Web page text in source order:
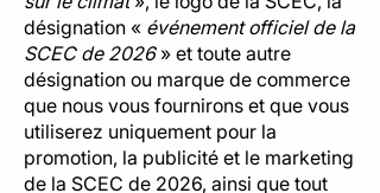
désignation « événement officiel de la
SCEC de 2026» et toute autre
désignation ou marque de commerce
que nous vous fournirons et que vous
utiliserez uniquement pour la
promotion, la publicité et le marketing
de la SCEC de 2026, ainsi que tout